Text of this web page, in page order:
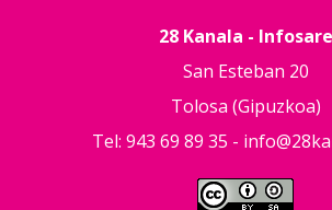
28 Kanala - Infosare
San Esteban 20
Tolosa (Gipuzkoa)
Tel: 943 69 89 35 -